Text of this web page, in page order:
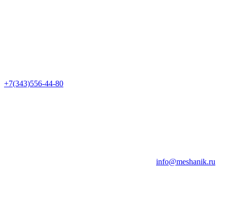
+7(343)556-44-80
info@meshanik.ru